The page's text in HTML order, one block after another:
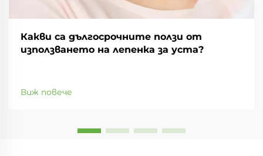
Какви са дългосрочните ползи от
използването на лепенка за уста?
Виж повече